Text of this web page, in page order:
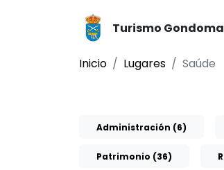
Turismo
Inicio Lugares
Saúde
Administración (6)
Patrimonio (36)